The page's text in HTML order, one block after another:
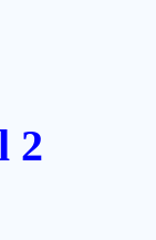
2